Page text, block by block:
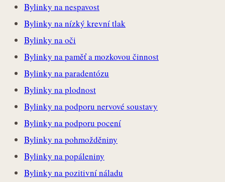
Bylinky na nespavost
Bylinky na nízký krevní tlak
Bylinky na oči
Bylinky na paměť a mozkovou činnost
Bylinky na paradentózu
Bylinky na plodnost
Bylinky na podporu nervové soustavy
Bylinky na podporu pocení
Bylinky na pohmožděniny
Bylinky na popáleniny
Bylinky na pozitivní náladu